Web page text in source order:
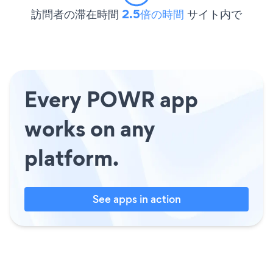
訪問者の滞在時間 2.5倍の時間 サイト内で
Every POWR app
works on any
platform.
See apps in action